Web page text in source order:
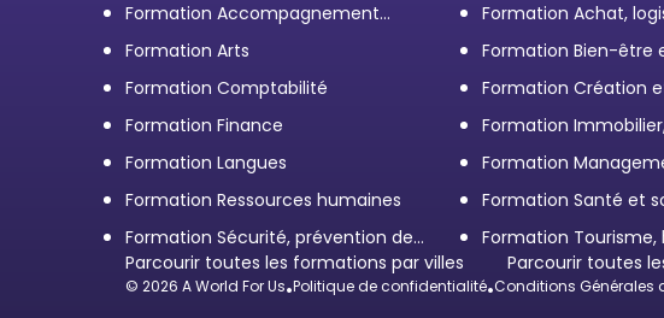
Formation Accompagnement
personnel et Bilan de
compétences
Formation Achat,
transport
Formation Arts
Formation Bien-être
Formation Comptabilité
Formation Création
d'entreprise
Formation Finance Formation
Formation Langues
Formation
Formation Ressources humaines Formation Santé et
Formation Sécurité, prévention des
risques et qualité
Formation
restauration
Parcourir toutes les formations par villes Parcourir toutes
© 2026 A World For Us•Politique de confidentialité•Conditions Générales